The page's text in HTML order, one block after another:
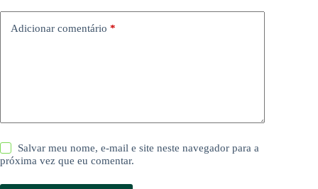
Adicionar comentário *
Salvar meu nome, e-mail e site neste navegador para a
próxima vez que eu comentar.